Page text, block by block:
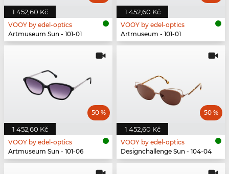
1 452,60 Kč
VOOY by edel-optics
Artmuseum Sun - 101-01
1 452,60 Kč
VOOY by edel-optics
Artmuseum - 101-01
1 452,60 Kč
50 %
VOOY by edel-optics
Artmuseum Sun - 101-06
1 452,60 Kč
50 %
VOOY by edel-optics
Designchallenge Sun - 104-04